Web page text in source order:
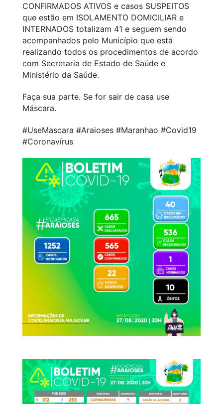
CONFIRMADOS ATIVOS e casos SUSPEITOS
que estão em ISOLAMENTO DOMICILIAR e
INTERNADOS totalizam 41 e seguem sendo
acompanhados pelo Município que está
realizando todos os procedimentos de acordo
com Secretaria de Estado de Saúde e
Ministério da Saúde.
Faça sua parte. Se for sair de casa use
Máscara.
#UseMascara #Araioses #Maranhao #Covid19
#Coronavírus